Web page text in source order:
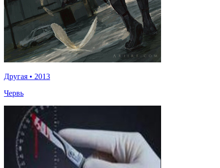
Другая • 2013
Червь